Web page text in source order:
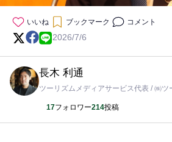
いいね ブックマーク コメント
2026/7/6
長木 利通
ツーリズムメディアサービス代表 / ㈱
17フォロワー214投稿